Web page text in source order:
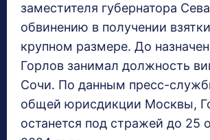
заместителя губернатора
обвинению в получении
крупном размере. До
Горлов занимал должность
Сочи. По данным пресс-
общей юрисдикции Москвы,
останется под стражей до 25